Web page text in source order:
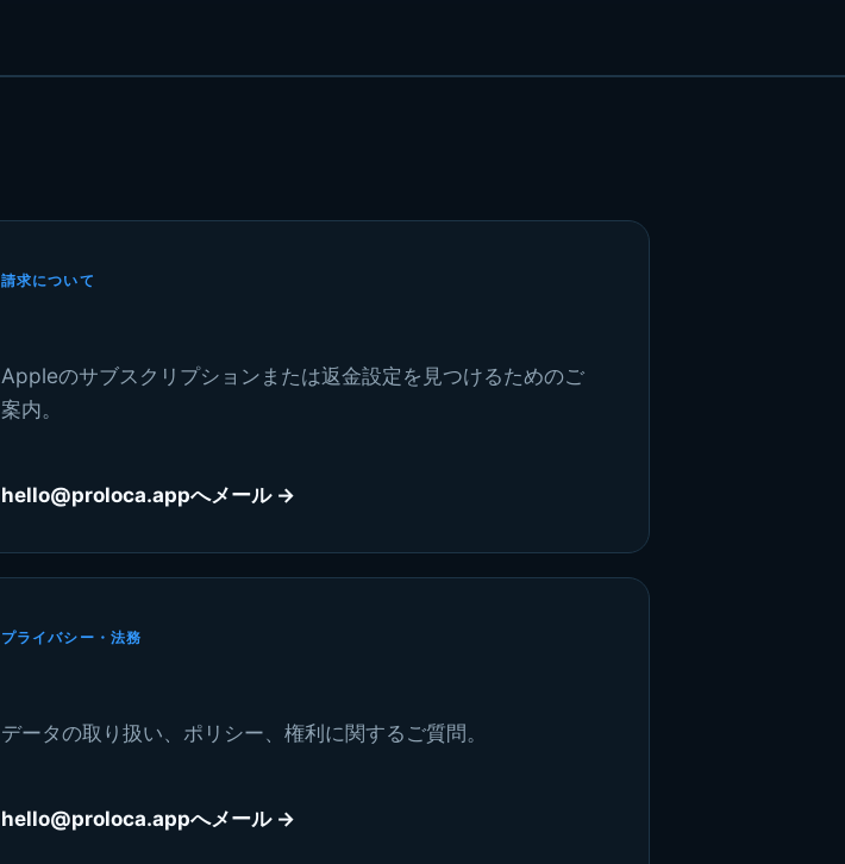
請求について
Appleのサブスクリプションまたは返金設定を見つけるためのご
案内。
hello@proloca.appへメール →
プライバシー・法務
データの取り扱い、ポリシー、権利に関するご質問。
hello@proloca.appへメール →